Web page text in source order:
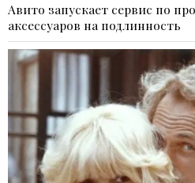
Авито запускает сервис по
аксессуаров на подлинность